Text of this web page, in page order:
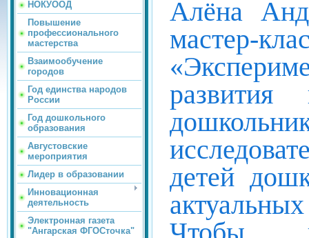
НОКУООД
Повышение
профессионального
мастерства
Взаимообучение
городов
Год единства народов
России
Год дошкольного
образования
Августовские
мероприятия
Лидер в образовании
Инновационная
деятельность
Электронная газета
"Ангарская ФГОСточка"
Алёна
развития
детей